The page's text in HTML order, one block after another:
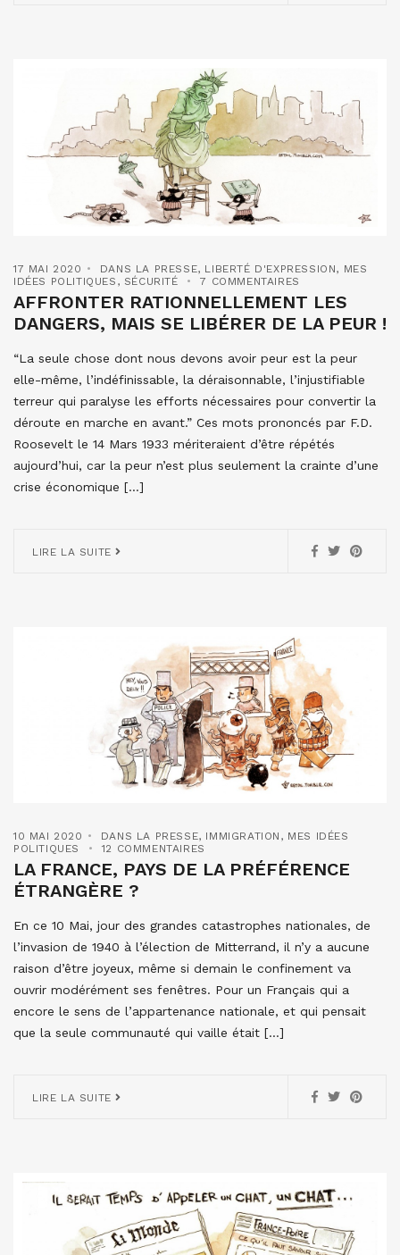
17 MAI 2020 DANS LA PRESSE, LIBERTÉ D'EXPRESSION, MES
IDÉES POLITIQUES , SÉCURITÉ 7 COMMENTAIRES
AFFRONTER RATIONNELLEMENT LES
DANGERS, MAIS SE LIBÉRER DE LA PEUR !
“La seule chose dont nous devons avoir peur est la peur
elle-même, l’indéfinissable, la déraisonnable, l’injustifiable
terreur qui paralyse les efforts nécessaires pour convertir la
déroute en marche en avant.” Ces mots prononcés par F.D.
Roosevelt le 14 Mars 1933 mériteraient d’être répétés
aujourd’hui, car la peur n’est plus seulement la crainte d’une
crise économique […]
LIRE LA SUITE
10 MAI 2020 DANS LA PRESSE, IMMIGRATION , MES IDÉES
POLITIQUES
12 COMMENTAIRES
LA FRANCE, PAYS DE LA PRÉFÉRENCE
ÉTRANGÈRE ?
En ce 10 Mai, jour des grandes catastrophes nationales, de
l’invasion de 1940 à l’élection de Mitterrand, il n’y a aucune
raison d’être joyeux, même si demain le confinement va
ouvrir modérément ses fenêtres. Pour un Français qui a
encore le sens de l’appartenance nationale, et qui pensait
que la seule communauté qui vaille était […]
LIRE LA SUITE